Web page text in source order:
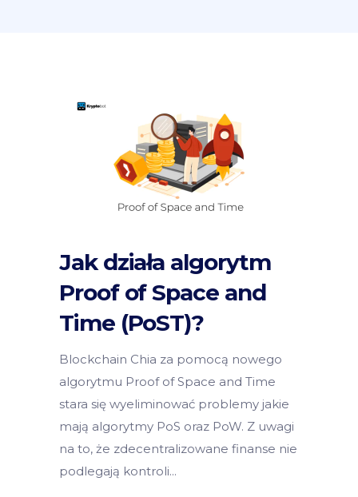
Jak działa algorytm
Proof of Space and
Time (PoST)?
Blockchain Chia za pomocą nowego
algorytmu Proof of Space and Time
stara się wyeliminować problemy jakie
mają algorytmy PoS oraz PoW. Z uwagi
na to, że zdecentralizowane finanse nie
podlegają kontroli